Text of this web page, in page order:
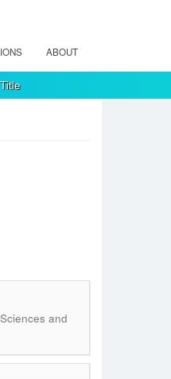
ABOUT
and